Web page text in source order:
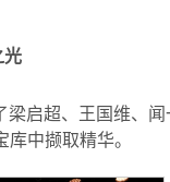
光
启超、王国维、
中撷取精华。